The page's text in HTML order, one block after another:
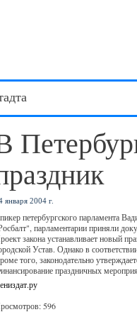
января 2004 г.
петербургского парламента
парламентарии приняли
закона устанавливает новый
Устав. Однако в
того, законодательно
праздничных
596